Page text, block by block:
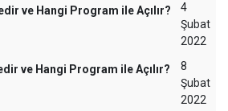
ve Hangi Program ile Açılır?
4
Şubat
2022
ve Hangi Program ile Açılır?
8
Şubat
2022